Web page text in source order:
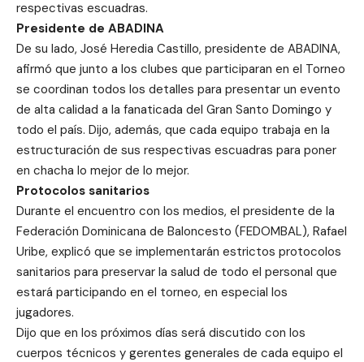
respectivas escuadras.
Presidente de ABADINA
De su lado, José Heredia Castillo, presidente de ABADINA,
afirmó que junto a los clubes que participaran en el Torneo
se coordinan todos los detalles para presentar un evento
de alta calidad a la fanaticada del Gran Santo Domingo y
todo el país. Dijo, además, que cada equipo trabaja en la
estructuración de sus respectivas escuadras para poner
en chacha lo mejor de lo mejor.
Protocolos sanitarios
Durante el encuentro con los medios, el presidente de la
Federación Dominicana de Baloncesto (FEDOMBAL), Rafael
Uribe, explicó que se implementarán estrictos protocolos
sanitarios para preservar la salud de todo el personal que
estará participando en el torneo, en especial los
jugadores.
Dijo que en los próximos días será discutido con los
cuerpos técnicos y gerentes generales de cada equipo el